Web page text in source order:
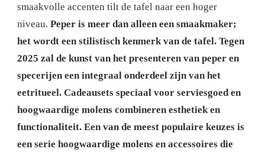
smaakvolle accenten tilt de tafel naar een hoger
niveau. Peper is meer dan alleen een smaakmaker;
het wordt een stilistisch kenmerk van de tafel. Tegen
2025 zal de kunst van het presenteren van peper en
specerijen een integraal onderdeel zijn van het
eetritueel. Cadeausets speciaal voor serviesgoed en
hoogwaardige molens combineren esthetiek en
functionaliteit. Een van de meest populaire keuzes is
een serie hoogwaardige molens en accessoires die